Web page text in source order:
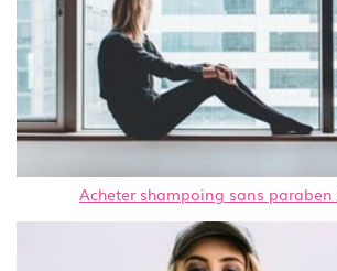
Acheter shampoing sans paraben